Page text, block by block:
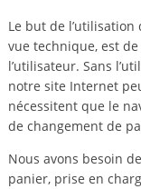
Le but de
vue technique, est
l’utilisateur. Sans
notre site Internet
nécessitent que le
de changement de
Nous avons besoin
panier, prise en